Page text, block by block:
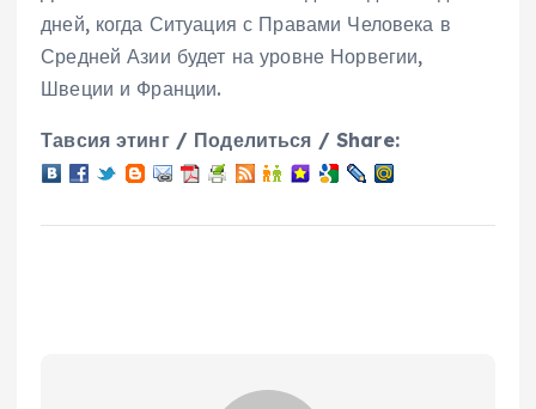
дней, когда Ситуация с Правами Человека в
Средней Азии будет на уровне Норвегии,
Швеции и Франции.
Тавсия этинг / Поделиться / Share: